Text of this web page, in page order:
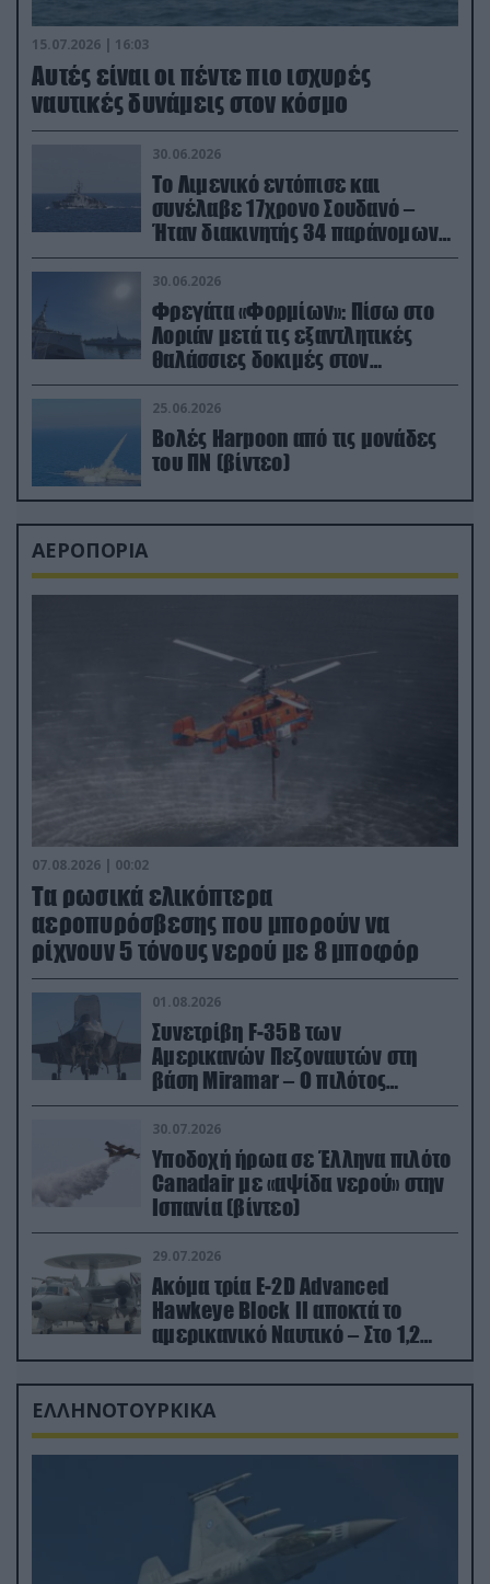
15.07.2026 | 16:03
Aυτές είναι οι πέντε πιο ισχυρές
ναυτικές δυνάμεις στον κόσμο
30.06.2026
Το Λιμενικό εντόπισε και
συνέλαβε 17χρονο Σουδανό –
Ήταν διακινητής 34 παράνομων
μεταναστών
30.06.2026
Φρεγάτα «Φορμίων»: Πίσω στο
Λοριάν μετά τις εξαντλητικές
θαλάσσιες δοκιμές στον
απαιτητικό Βισκαϊκό
25.06.2026
Βολές Harpoon από τις μονάδες
του ΠΝ (βίντεο)
ΑΕΡΟΠΟΡΙΑ
07.08.2026 | 00:02
Τα ρωσικά ελικόπτερα
αεροπυρόσβεσης που μπορούν να
ρίχνουν 5 τόνους νερού με 8 μποφόρ
01.08.2026
Συνετρίβη F-35B των
Αμερικανών Πεζοναυτών στη
βάση Miramar – Ο πιλότος
εκτινάχθηκε εγκαίρως
30.07.2026
Υποδοχή ήρωα σε Έλληνα πιλότο
Canadair με «αψίδα νερού» στην
Ισπανία (βίντεο)
29.07.2026
Ακόμα τρία E-2D Advanced
Hawkeye Block II αποκτά το
αμερικανικό Ναυτικό – Στο 1,2
δισ.δολάρια το κόστος
ΕΛΛΗΝΟΤΟΥΡΚΙΚΑ